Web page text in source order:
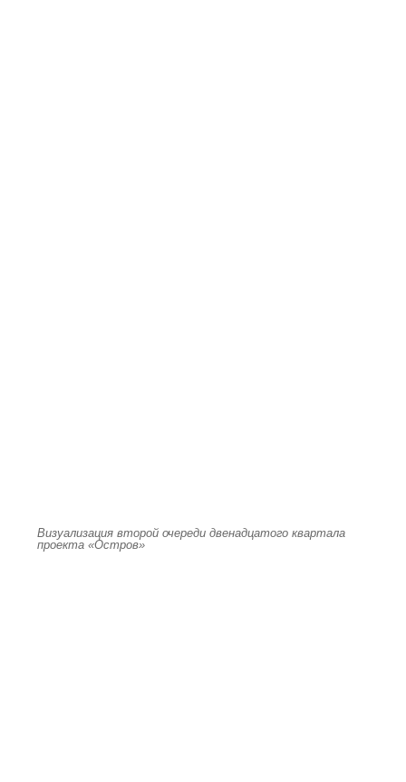
Визуализация второй очереди двенадцатого квартала
проекта «Остров»